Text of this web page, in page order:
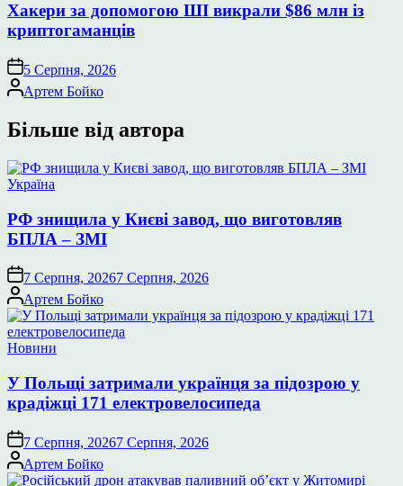
Хакери за допомогою ШІ викрали $86 млн із
криптогаманців
5 Серпня, 2026
Опубліковано
Артем Бойко
Більше від автора
Опублікувати
Україна
РФ знищила у Києві завод, що виготовляв
БПЛА – ЗМІ
7 Серпня, 20267 Серпня, 2026
Опубліковано
Артем Бойко
Опублікувати
Новини
У Польщі затримали українця за підозрою у
крадіжці 171 електровелосипеда
7 Серпня, 20267 Серпня, 2026
Опубліковано
Артем Бойко